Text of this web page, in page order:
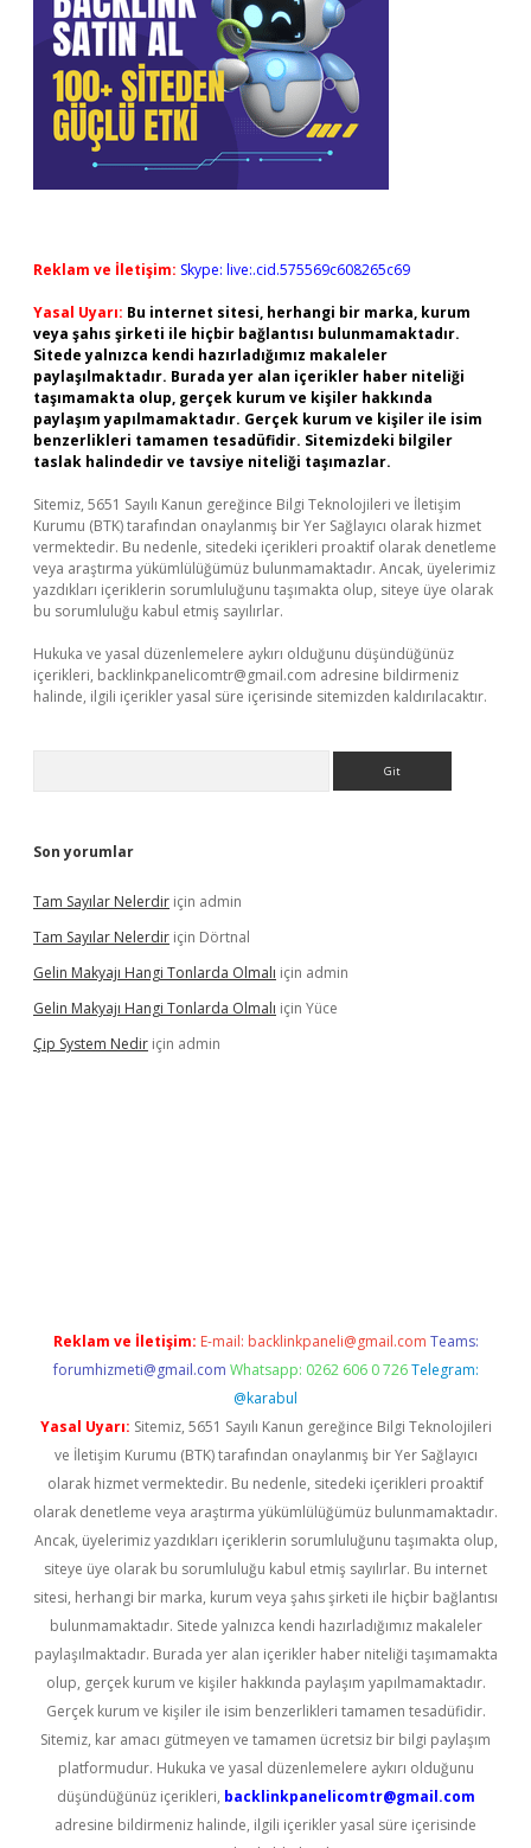
Reklam ve İletişim: Skype: live:.cid.575569c608265c69
Yasal Uyarı: Bu internet sitesi, herhangi bir marka, kurum
veya şahıs şirketi ile hiçbir bağlantısı bulunmamaktadır.
Sitede yalnızca kendi hazırladığımız makaleler
paylaşılmaktadır. Burada yer alan içerikler haber niteliği
taşımamakta olup, gerçek kurum ve kişiler hakkında
paylaşım yapılmamaktadır. Gerçek kurum ve kişiler ile isim
benzerlikleri tamamen tesadüfidir. Sitemizdeki bilgiler
taslak halindedir ve tavsiye niteliği taşımazlar.
Sitemiz, 5651 Sayılı Kanun gereğince Bilgi Teknolojileri ve İletişim
Kurumu (BTK) tarafından onaylanmış bir Yer Sağlayıcı olarak hizmet
vermektedir. Bu nedenle, sitedeki içerikleri proaktif olarak denetleme
veya araştırma yükümlülüğümüz bulunmamaktadır. Ancak, üyelerimiz
yazdıkları içeriklerin sorumluluğunu taşımakta olup, siteye üye olarak
bu sorumluluğu kabul etmiş sayılırlar.
Hukuka ve yasal düzenlemelere aykırı olduğunu düşündüğünüz
içerikleri, backlinkpanelicomtr@gmail.com adresine bildirmeniz
halinde, ilgili içerikler yasal süre içerisinde sitemizden kaldırılacaktır.
Son yorumlar
Tam Sayılar Nelerdir için admin
Tam Sayılar Nelerdir için Dörtnal
Gelin Makyajı Hangi Tonlarda Olmalı için admin
Gelin Makyajı Hangi Tonlarda Olmalı için Yüce
Çip System Nedir için admin
Reklam ve İletişim: E-mail: backlinkpaneli@gmail.com Teams:
forumhizmeti@gmail.com Whatsapp: 0262 606 0 726 Telegram:
@karabul
Yasal Uyarı: Sitemiz, 5651 Sayılı Kanun gereğince Bilgi Teknolojileri
ve İletişim Kurumu (BTK) tarafından onaylanmış bir Yer Sağlayıcı
olarak hizmet vermektedir. Bu nedenle, sitedeki içerikleri proaktif
olarak denetleme veya araştırma yükümlülüğümüz bulunmamaktadır.
Ancak, üyelerimiz yazdıkları içeriklerin sorumluluğunu taşımakta olup,
siteye üye olarak bu sorumluluğu kabul etmiş sayılırlar. Bu internet
sitesi, herhangi bir marka, kurum veya şahıs şirketi ile hiçbir bağlantısı
bulunmamaktadır. Sitede yalnızca kendi hazırladığımız makaleler
paylaşılmaktadır. Burada yer alan içerikler haber niteliği taşımamakta
olup, gerçek kurum ve kişiler hakkında paylaşım yapılmamaktadır.
Gerçek kurum ve kişiler ile isim benzerlikleri tamamen tesadüfidir.
Sitemiz, kar amacı gütmeyen ve tamamen ücretsiz bir bilgi paylaşım
platformudur. Hukuka ve yasal düzenlemelere aykırı olduğunu
düşündüğünüz içerikleri, backlinkpanelicomtr@gmail.com
adresine bildirmeniz halinde, ilgili içerikler yasal süre içerisinde